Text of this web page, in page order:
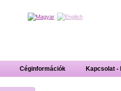
Céginformációk Kapcsolat